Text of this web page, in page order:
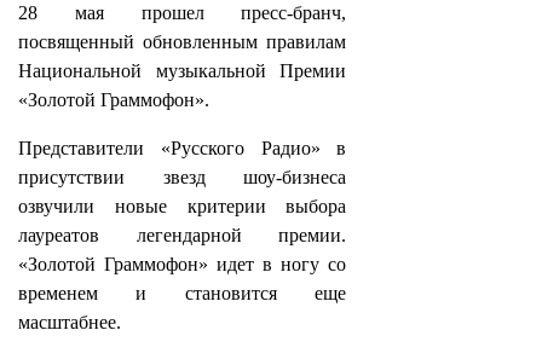
28 мая прошел пресс-бранч,
посвященный обновленным правилам
Национальной музыкальной Премии
«Золотой Граммофон».
Представители «Русского Радио» в
присутствии звезд шоу-бизнеса
озвучили новые критерии выбора
лауреатов легендарной премии.
«Золотой Граммофон» идет в ногу со
временем и становится еще
масштабнее.